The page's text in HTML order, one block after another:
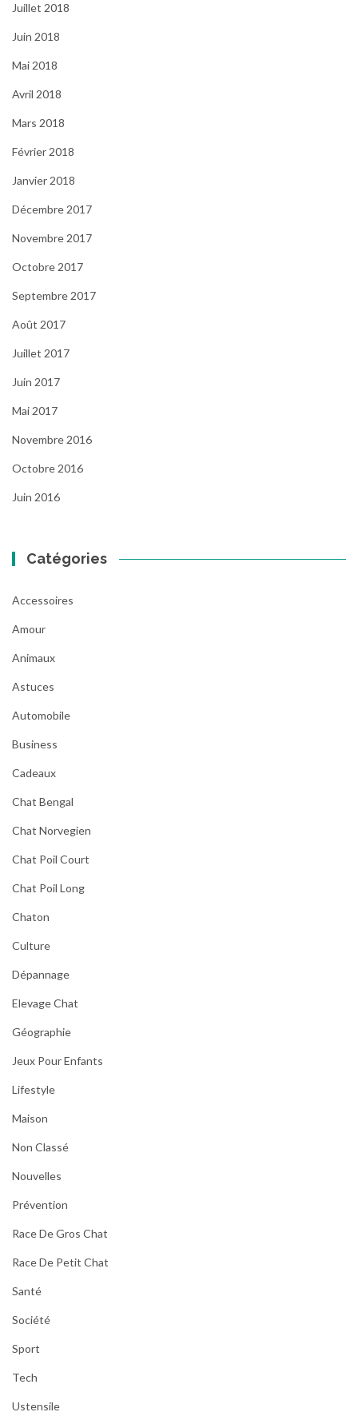
Juillet 2018
Juin 2018
Mai 2018
Avril 2018
Mars 2018
Février 2018
Janvier 2018
Décembre 2017
Novembre 2017
Octobre 2017
Septembre 2017
Août 2017
Juillet 2017
Juin 2017
Mai 2017
Novembre 2016
Octobre 2016
Juin 2016
Catégories
Accessoires
Amour
Animaux
Astuces
Automobile
Business
Cadeaux
Chat Bengal
Chat Norvegien
Chat Poil Court
Chat Poil Long
Chaton
Culture
Dépannage
Elevage Chat
Géographie
Jeux Pour Enfants
Lifestyle
Maison
Non Classé
Nouvelles
Prévention
Race De Gros Chat
Race De Petit Chat
Santé
Société
Sport
Tech
Ustensile